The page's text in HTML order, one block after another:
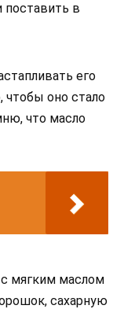
поставить в
его
чтобы оно стало
что масло
с мягким маслом
сахарную